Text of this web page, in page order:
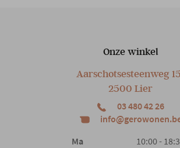
Onze winkel
Aarschotsesteenweg
2500 Lier
03 480 42 26
Ma
10:00 -